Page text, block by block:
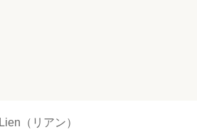
Lien（リアン）